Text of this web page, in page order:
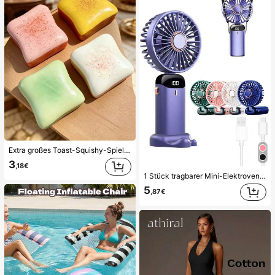
Extra großes Toast-Squishy-Spielzeug, superweiches Buttertoast-Stressabbau-Drückspielzeug, erhältlich in Rosa, Gelb, Weiß und Grün, Stressabbau-Squishy-Spielzeug -- perfekt für Geburtstags- und Feiertagsgeschenke, tägliche kleine Überraschungsgeschenke, Kawaii, stimmungsaufhellend
3,18€
1 Stück tragbarer Mini-Elektroventilator, tragbarer USB-aufladbarer Ventilator, Nackenventilator, USB-Ventilator, 5 Geschwindigkeitsstufen, mit digitaler Anzeige und Trageschlaufe, tragbarer Ventilator, Turbo-Ventilator, Make-up-Ventilator für Frauen, geeignet für Büroschreibtisch, Studentenwohnheim, 800mAh, Reisen
5,87€